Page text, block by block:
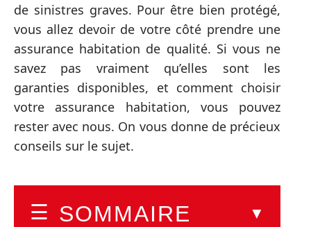
de sinistres graves. Pour être bien protégé,
vous allez devoir de votre côté prendre une
assurance habitation de qualité. Si vous ne
savez pas vraiment qu’elles sont les
garanties disponibles, et comment choisir
votre assurance habitation, vous pouvez
rester avec nous. On vous donne de précieux
conseils sur le sujet.
SOMMAIRE